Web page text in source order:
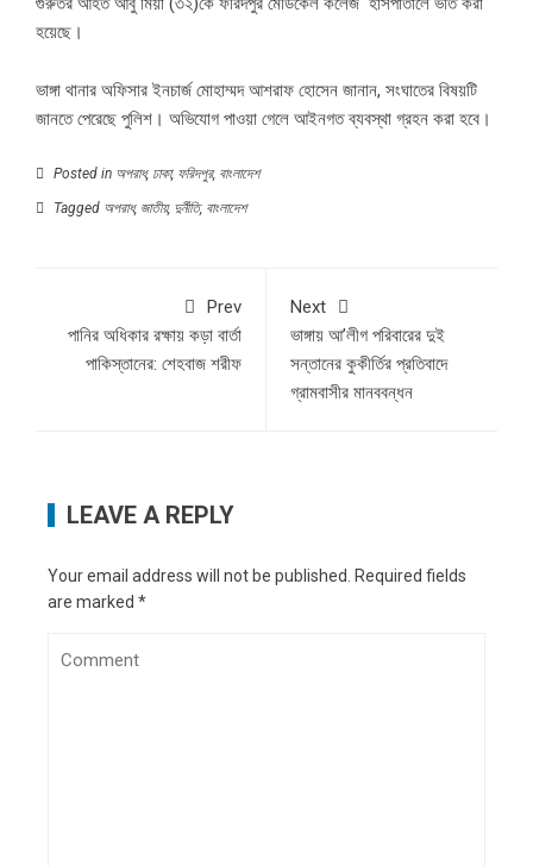
হয়েছে।
ভাঙ্গা থানার অফিসার ইনচার্জ মোহাম্মদ আশরাফ হোসেন জানান, সংঘাতের বিষয়টি
জানতে পেরেছে পুলিশ। অভিযোগ পাওয়া গেলে আইনগত ব্যবস্থা গ্রহন করা হবে।
Posted in অপরাধ, ঢাকা, ফরিদপুর, বাংলাদেশ
Tagged অপরাধ, জাতীয়, দুর্নীতি, বাংলাদেশ
Prev
পানির অধিকার রক্ষায় কড়া বার্তা
পাকিস্তানের: শেহবাজ শরীফ
Next
ভাঙ্গায় আ’লীগ পরিবারের দুই
সন্তানের কুকীর্তির প্রতিবাদে
গ্রামবাসীর মানববন্ধন
LEAVE A REPLY
Your email address will not be published.
Required fields
are marked *